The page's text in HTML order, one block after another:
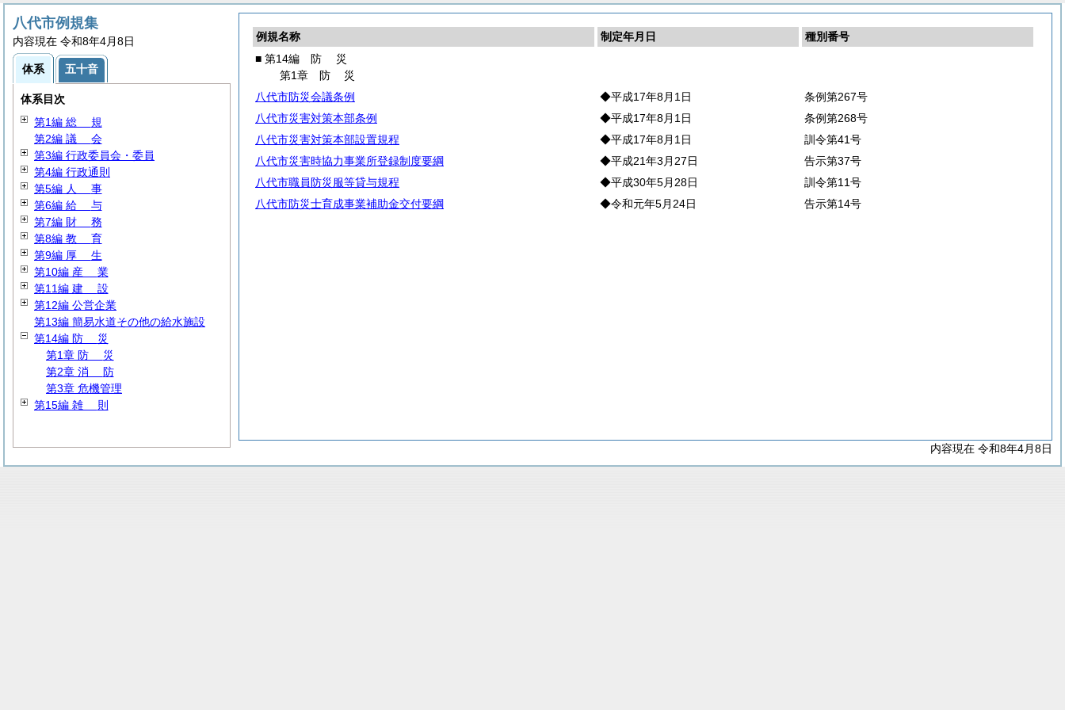
例規名称 制定年月日
種別番号
■ 第14編 防 災
第1章 防 災
八代市防災会議条例
◆平成17年8月1日
条例第267号
八代市災害対策本部条例
◆平成17年8月1日
条例第268号
八代市災害対策本部設置規程
◆平成17年8月1日
訓令第41号
八代市災害時協力事業所登録制度要綱
◆平成21年3月27日
告示第37号
八代市職員防災服等貸与規程
◆平成30年5月28日
訓令第11号
八代市防災士育成事業補助金交付要綱
◆令和元年5月24日 告示第14号
内容現在 令和8年4月8日
八代市例規集
内容現在 令和8年4月8日
体系 五十音
体系目次
第1編 総 規
第2編 議 会
第3編 行政委員会・委員
第4編 行政通則
第5編 人 事
第6編 給 与
第7編 財 務
第8編 教 育
第9編 厚 生
第10編 産 業
第11編 建 設
第12編 公営企業
第13編 簡易水道その他の給水施設
第14編 防 災
第1章 防 災
第2章 消 防
第3章 危機管理
第15編 雑 則